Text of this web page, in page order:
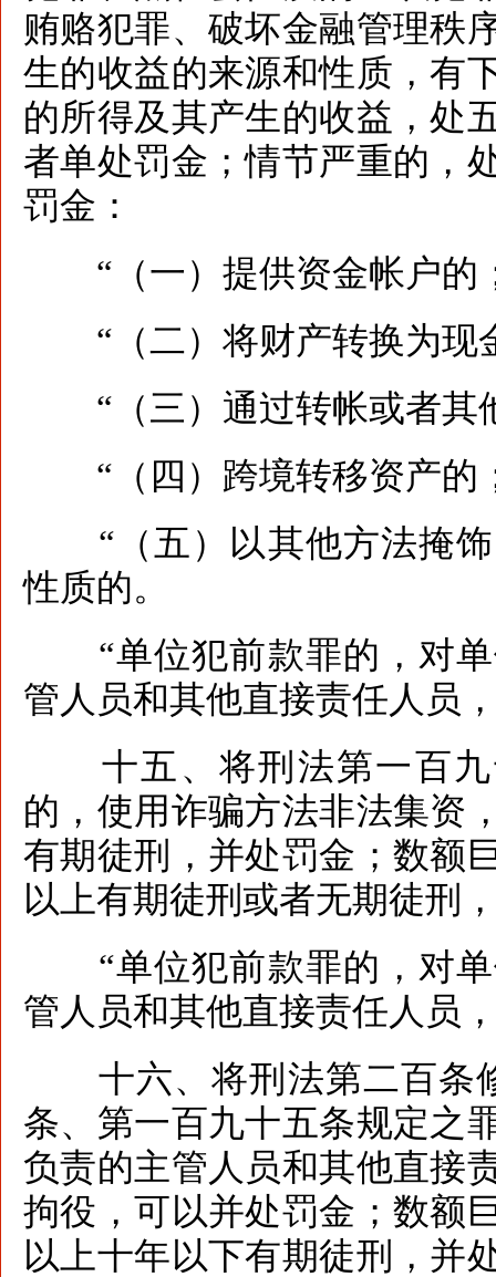
贿赂犯罪、破坏金融管理秩
生的收益的来源和性质，有
的所得及其产生的收益，处
者单处罚金；情节严重的，
罚金：
“（一）提供资金帐户的
“（二）将财产转换为现
“（三）通过转帐或者其
“（四）跨境转移资产的
“（五）以其他方法掩饰
性质的。
“单位犯前款罪的，对单
管人员和其他直接责任人员
十五、将刑法第一百九
的，使用诈骗方法非法集资
有期徒刑，并处罚金；数额
以上有期徒刑或者无期徒刑
“单位犯前款罪的，对单
管人员和其他直接责任人员
十六、将刑法第二百条
条、第一百九十五条规定之
负责的主管人员和其他直接
拘役，可以并处罚金；数额
以上十年以下有期徒刑，并